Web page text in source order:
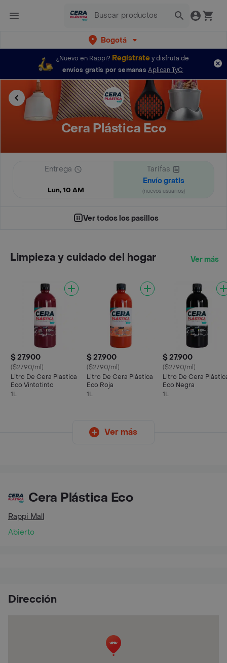
Bogotá
¿Nuevo en Rappi? Regístratey disfruta de
envíos gratis por semanas Aplican TyC
Cera Plástica Eco
Entrega
Lun, 10 AM
Tarifas
Envío gratis
(nuevos usuarios)
Ver todos los pasillos
Limpieza y cuidado del hogar Ver más
$ 27.900
($27.90/ml)
Litro De Cera Plastica
Eco Vintotinto
1L
$ 27.900
($27.90/ml)
Litro De Cera Plástica
Eco Roja
1L
$ 27.900
($27.90/ml)
Litro De Cera
Eco Negra
1L
Ver más
Cera Plástica Eco
Rappi Mall
Abierto
Dirección